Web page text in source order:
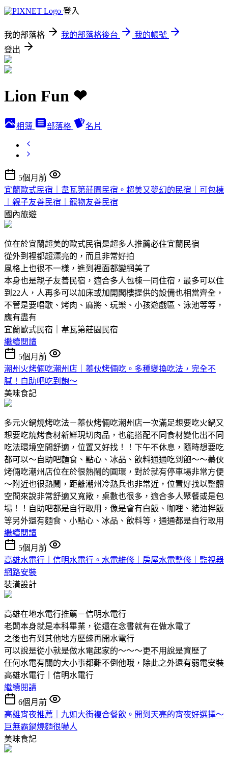
登入
我的部落格 我的部落格後台
我的帳號
登出
Lion Fun ❤
相簿 部落格 名片
5個月前
宜蘭歐式民宿｜韋瓦第莊園民宿。超美又夢幻的民宿｜可包棟
｜親子友善民宿｜寵物友善民宿
國內旅遊
位在於宜蘭超美的歐式民宿是超多人推薦必住宜蘭民宿
從外到裡都超漂亮的，而且非常好拍
風格上也很不一樣，進到裡面都變網美了
本身也是親子友善民宿，適合多人包棟一同住宿，最多可以住
到22人，人再多可以加床或加開閣樓提供的設備也相當齊全，
不管是要唱歌、烤肉、麻將、玩樂、小孩遊戲區、泳池等等，
應有盡有
宜蘭歐式民宿｜韋瓦第莊園民宿
繼續閱讀
5個月前
潮州火烤倆吃潮州店｜蓁伙烤倆吃。多種變換吃法，完全不
膩！自助吧吃到飽～
美味食記
多元火鍋燒烤吃法－蓁伙烤倆吃潮州店一次滿足想要吃火鍋又
想要吃燒烤食材新鮮現切肉品，也能搭配不同食材變化出不同
吃法環境空間舒適，位置又好找！！下午不休息，隨時想要吃
都可以～自助吧麵食、點心、冰品、飲料通通吃到飽～～蓁伙
烤倆吃潮州店位在於很熱鬧的圓環，對於就有停車場非常方便
～附近也很熱鬧，距離潮州冷熱兵也非常近，位置好找以整體
空間來說非常舒適又寬敞，桌數也很多，適合多人聚餐或是包
場！！自助吧都是自行取用，像是會有白飯、咖哩、豬油拌飯
等另外還有麵食、小點心、冰品、飲料等，通通都是自行取用
繼續閱讀
5個月前
高雄水電行｜信明水電行。水電維修｜房屋水電整修｜監視器
網路安裝
裝潢設計
高雄在地水電行推薦－信明水電行
老闆本身就是本科畢業，從還在念書就有在做水電了
之後也有到其他地方歷練再開水電行
可以說是從小就是做水電起家的～～～更不用說是資歷了
任何水電有關的大小事都難不倒他哦，除此之外還有弱電安裝
高雄水電行｜信明水電行
繼續閱讀
6個月前
高雄宵夜推薦｜九如大街複合餐飲。開到天亮的宵夜好選擇～
巨無霸鍋燒麵很嚇人
美味食記